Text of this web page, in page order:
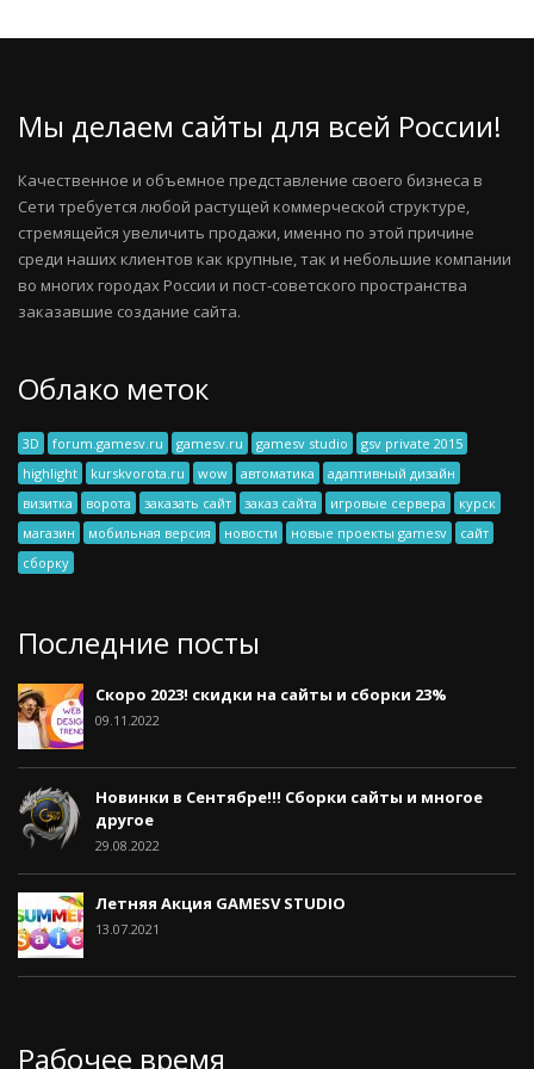
Мы делаем сайты для всей России!
Качественное и объемное представление своего бизнеса в
Сети требуется любой растущей коммерческой структуре,
стремящейся увеличить продажи, именно по этой причине
среди наших клиентов как крупные, так и небольшие компании
во многих городах России и пост-советского пространства
заказавшие создание сайта.
Облако меток
3D forum.gamesv.ru gamesv.ru gamesv studio
gsv private 2015
highlight
kurskvorota.ru wow автоматика
адаптивный дизайн
визитка
ворота заказать сайт заказ сайта игровые сервера
курск
магазин
мобильная версия новости новые проекты gamesv
сайт
сборку
Последние посты
Скоро 2023! скидки на сайты и сборки 23%
09.11.2022
Новинки в Сентябре!!! Сборки сайты и многое
другое
29.08.2022
Летняя Акция GAMESV STUDIO
13.07.2021
Рабочее время